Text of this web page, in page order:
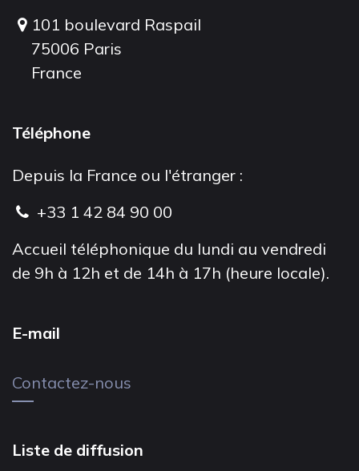
101 boulevard Raspail
75006 Paris
France
Téléphone
Depuis la France ou l'étranger :
+33 1 42 84 90 00
Accueil téléphonique du lundi au vendredi
de 9h à 12h et de 14h à 17h (heure locale).
E-mail
Contactez-nous
Liste de diffusion